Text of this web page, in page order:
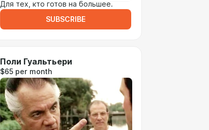
Для тех, кто готов на большее.
SUBSCRIBE
Поли Гуальтьери
$65 per month